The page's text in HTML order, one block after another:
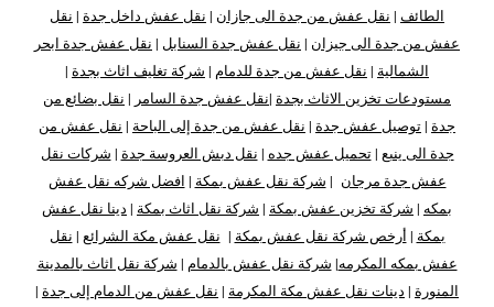
الطائف | نقل عفش من جدة الى جازان | نقل عفش داخل جدة | نقل
عفش من جدة الى جيزان | نقل عفش جدة السنابل | نقل عفش جدة ابحر
الشمالية | نقل عفش من جدة للدمام | شركة تغليف اثاث بجدة |
مستودعات تخزين الاثاث بجدة |نقل عفش جدة السامر | نقل بضائع من
جدة |توصيل عفش جدة | نقل عفش من جدة إلى الباحة | نقل عفش من
جدة الى ينبع |تحميل عفش جده | نقل دبش العروسة جدة | شركات نقل
عفش جدة مرجان | شركة نقل عفش بمكة | افضل شركه نقل عفش
بمكه | شركة تخزين عفش بمكة | شركة نقل اثاث بمكة | دينا نقل عفش
بمكة | أرخص شركة نقل عفش بمكة | نقل عفش مكة الشرائع | نقل
عفش بمكه المكرمه| شركة نقل عفش بالدمام | شركة نقل اثاث بالمدينة
المنورة | دينات نقل عفش مكة المكرمة | نقل عفش من الدمام إلى جدة |